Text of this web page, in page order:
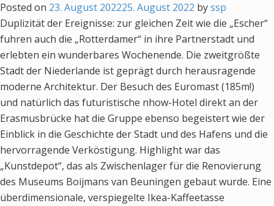
Posted on 23. August 202225. August 2022 byssp
Duplizität der Ereignisse: zur gleichen Zeit wie die „Escher“
fuhren auch die „Rotterdamer“ in ihre Partnerstadt und
erlebten ein wunderbares Wochenende. Die zweitgrößte
Stadt der Niederlande ist geprägt durch herausragende
moderne Architektur. Der Besuch des Euromast (185m!)
und natürlich das futuristische nhow-Hotel direkt an der
Erasmusbrücke hat die Gruppe ebenso begeistert wie der
Einblick in die Geschichte der Stadt und des Hafens und die
hervorragende Verköstigung. Highlight war das
„Kunstdepot“, das als Zwischenlager für die Renovierung
des Museums Boijmans van Beuningen gebaut wurde. Eine
überdimensionale, verspiegelte Ikea-Kaffeetasse
Alliance Liga
NEWS
Newsletter
KALENDER
KONTAKT